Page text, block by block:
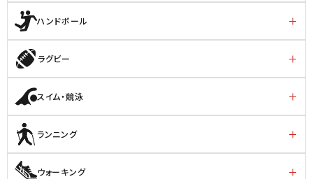
ハンドボール
ラグビー
スイム・競泳
ランニング
ウォーキング